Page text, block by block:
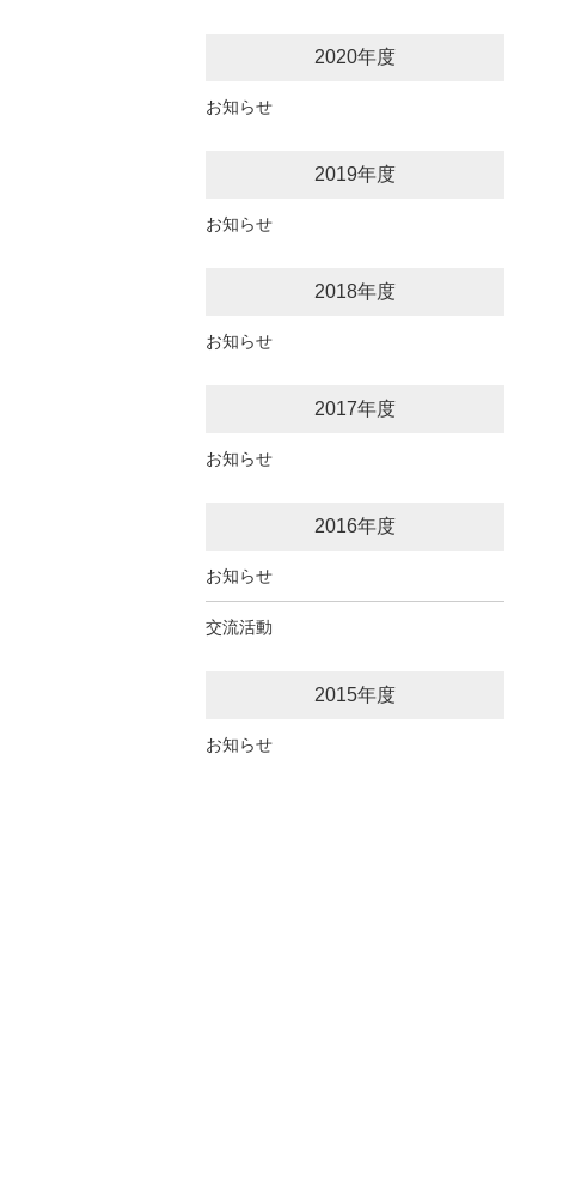
2020年度
お知らせ
2019年度
お知らせ
2018年度
お知らせ
2017年度
お知らせ
2016年度
お知らせ
交流活動
2015年度
お知らせ